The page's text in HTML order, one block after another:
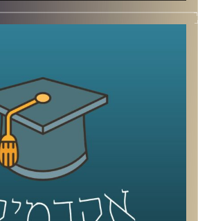
אחרי שנים של מלחמות פנימיות
נפילתו של הדיקטטור קולונל עומר אל
הבכירים יוביל אותה בדרכה החדשה,
שקורעים את המדינה המפולגת מבפנים
אז למה כולם לאחרונה מדברים על סודאן
כדי לשפוך אור על המצב בסודאן הצטרף
בית ספר לאודר לממשל, דיפלומטיה
לשעבר שגריר ישראל הראשון לדרום